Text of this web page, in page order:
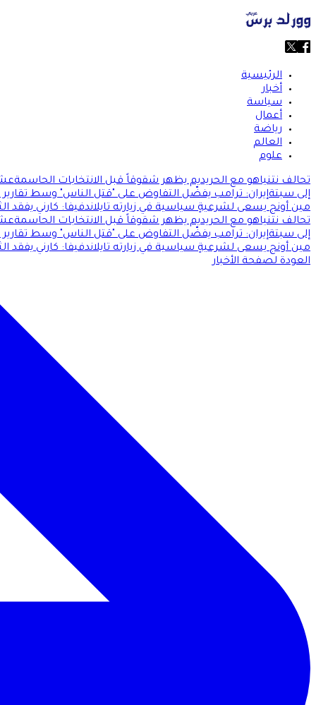
الرئيسية
أخبار
سياسة
أعمال
رياضة
العالم
علوم
تحالف نتنياهو مع الحريديم يظهر شقوقاً قبل الانتخابات الحاسمة
إلى سبتةإيران: ترامب يفضّل التفاوض على "قتل الناس" وسط
مين أونج يسعى لشرعيةٍ سياسية في زيارته تايلاندفيفا: كارني يفقد
تحالف نتنياهو مع الحريديم يظهر شقوقاً قبل الانتخابات الحاسمة
إلى سبتةإيران: ترامب يفضّل التفاوض على "قتل الناس" وسط
مين أونج يسعى لشرعيةٍ سياسية في زيارته تايلاندفيفا: كارني يفقد
العودة لصفحة الأخبار